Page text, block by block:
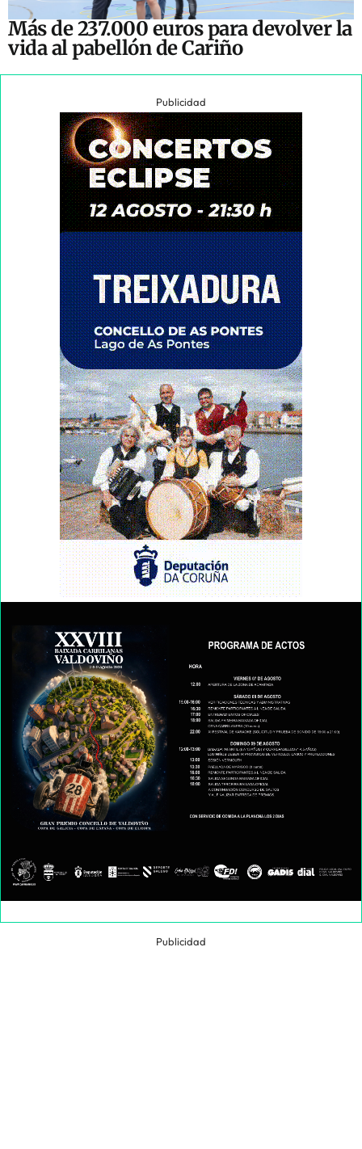
Más de 237.000 euros para devolver la
vida al pabellón de Cariño
Publicidad
Publicidad